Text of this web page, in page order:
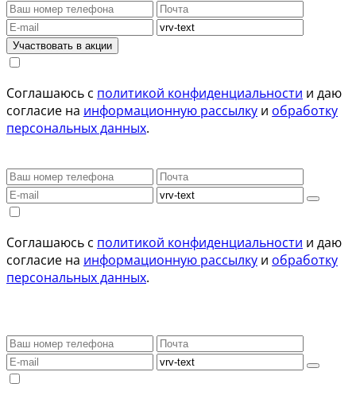
Участвовать в акции
Соглашаюсь с политикой конфиденциальности и даю
согласие на информационную рассылку и обработку
персональных данных.
Соглашаюсь с политикой конфиденциальности и даю
согласие на информационную рассылку и обработку
персональных данных.